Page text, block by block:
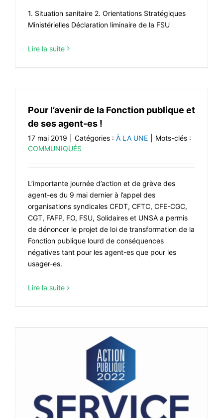
1. Situation sanitaire 2. Orientations Stratégiques
Ministérielles Déclaration liminaire de la FSU
Lire la suite
Pour l’avenir de la Fonction publique et
de ses agent-es !
17 mai 2019 Catégories : À LA UNE
Mots-clés :
COMMUNIQUÉS
L’importante journée d’action et de grève des
agent-es du 9 mai dernier à l’appel des
organisations syndicales CFDT, CFTC, CFE-CGC,
CGT, FAFP, FO, FSU, Solidaires et UNSA a permis
de dénoncer le projet de loi de transformation de la
Fonction publique lourd de conséquences
négatives tant pour les agent-es que pour les
usager-es.
Lire la suite